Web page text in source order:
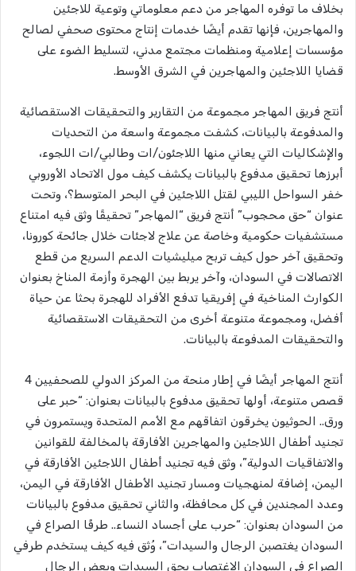
بخلاف ما توفره المهاجر من دعم معلوماتي وتوعية للاجئين
والمهاجرين، فإنها تقدم أيضًا خدمات إنتاج محتوى صحفي لصالح
مؤسسات إعلامية ومنظمات مجتمع مدني، لتسليط الضوء على
قضايا اللاجئين والمهاجرين في الشرق الأوسط.
أنتج فريق المهاجر مجموعة من التقارير والتحقيقات الاستقصائية
والمدفوعة بالبيانات، كشفت مجموعة واسعة من التحديات
والإشكاليات التي يعاني منها اللاجئون/ات وطالبي/ات اللجوء،
أبرزها تحقيق مدفوع بالبيانات يكشف كيف مول الاتحاد الأوروبي
خفر السواحل الليبي لقتل اللاجئين في البحر المتوسط؟، وتحت
عنوان “حق محجوب” أنتج فريق “المهاجر” تحقيقًا وثق فيه امتناع
مستشفيات حكومية وخاصة عن علاج لاجئات خلال جائحة كورونا،
وتحقيق آخر حول كيف تربح ميليشيات الدعم السريع من قطع
الاتصالات في السودان، وآخر يربط بين الهجرة وأزمة المناخ بعنوان
الكوارث المناخية في إفريقيا تدفع الأفراد للهجرة بحثا عن حياة
أفضل، ومجموعة متنوعة أخرى من التحقيقات الاستقصائية
والتحقيقات المدفوعة بالبيانات.
أنتج المهاجر أيضًا في إطار منحة من المركز الدولي للصحفيين 4
قصص متنوعة، أولها تحقيق مدفوع بالبيانات بعنوان: “حبر على
ورق.. الحوثيون يخرقون اتفاقهم مع الأمم المتحدة ويستمرون في
تجنيد أطفال اللاجئين والمهاجرين الأفارقة بالمخالفة للقوانين
والاتفاقيات الدولية”، وثق فيه تجنيد أطفال اللاجئين الأفارقة في
اليمن، إضافة لمنهجيات ومسار تجنيد الأطفال الأفارقة في اليمن،
وعدد المجندين في كل محافظة، والثاني تحقيق مدفوع بالبيانات
من السودان بعنوان: “حرب على أجساد النساء.. طرفًا الصراع في
السودان يغتصبن الرجال والسيدات”، وُثق فيه كيف يستخدم طرفي
الصراع في السودان الاغتصاب بحق السيدات وبعض الرجال